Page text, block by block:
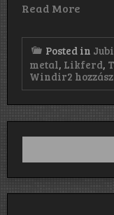
Read More
Posted in
metal, Likferd,
Windir2